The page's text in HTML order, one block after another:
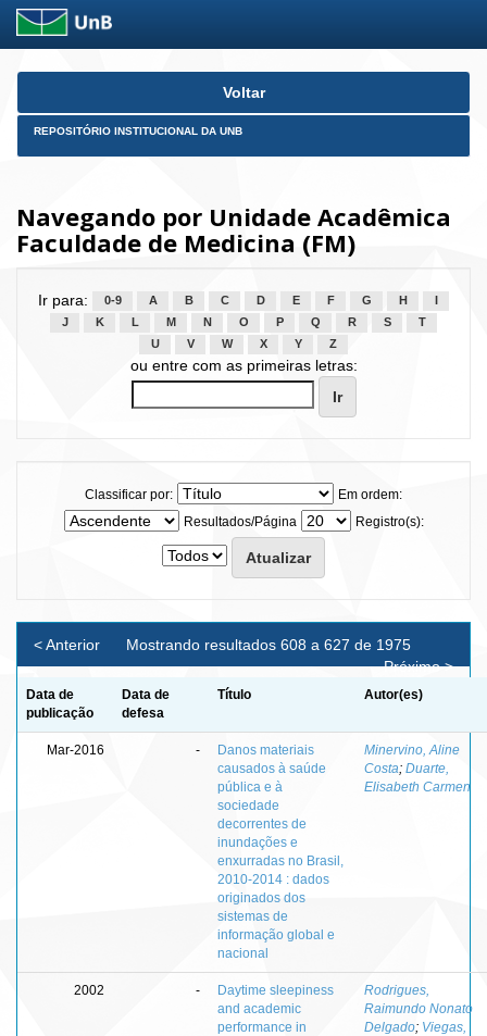
Skip
Voltar
REPOSITÓRIO INSTITUCIONAL DA UNB
Navegando por Unidade Acadêmica
Faculdade de Medicina (FM)
Ir para: 0-9 A B C D E F G H
J
K L M N O P Q R S
T
U
V W X Y Z
ou entre com as primeiras letras:
Classificar por:
Em ordem:
Resultados/Página
Registro(s):
Mostrando resultados 608 a 627 de 1975
< Anterior
Próximo >
Data de
publicação
Data de
defesa
Título Autor(es)
Mar-2016 -
Danos materiais
causados à saúde
pública e à
sociedade
decorrentes de
inundações e
enxurradas no Brasil,
2010-2014 : dados
originados dos
sistemas de
informação global e
nacional
Minervino, Aline
Costa; Duarte,
Elisabeth Carmen
2002 -
Daytime sleepiness
and academic
performance in
Rodrigues,
Raimundo Nonato
Delgado; Viegas,